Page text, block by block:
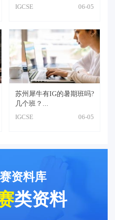
IGCSE
06-05
苏州犀牛有IG的暑期班吗?
几个班？...
IGCSE
06-05
资料库
类资料